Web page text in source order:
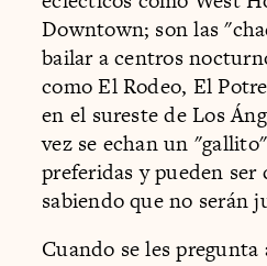
Downtown; son las
bailar a centros
como El Rodeo, El
en el sureste de Los
vez se echan un
preferidas y pueden ser
sabiendo que no serán
Cuando se les pregunta